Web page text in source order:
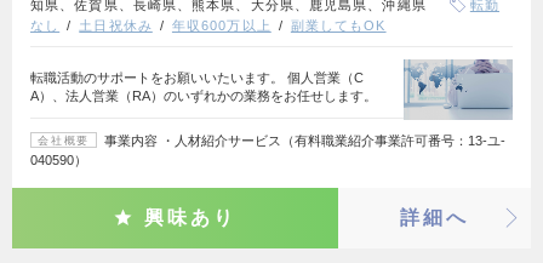
知県、佐賀県、長崎県、熊本県、大分県、鹿児島県、沖縄県
転勤
なし
土日祝休み 年収600万以上 副業してもOK
転職活動のサポートをお願いいたいます。 個人営業（C
A）、法人営業（RA）のいずれかの業務をお任せします。
会社概要
事業内容 ・人材紹介サービス（有料職業紹介事業許可番号：13-ユ-
040590）
興味あり 詳細へ